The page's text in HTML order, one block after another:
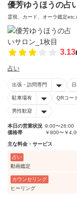
優芳ゆうほうの占
霊視、カード、オーラ鑑定
3.13
占い
出張・訪問専門
駐車場有 QRコー
男性歓迎
本日の営業状況 9:00〜26:00
価格帯
￥800〜￥
主な料金・サービス
占い
動画鑑定
カウンセリング
ヒーリング